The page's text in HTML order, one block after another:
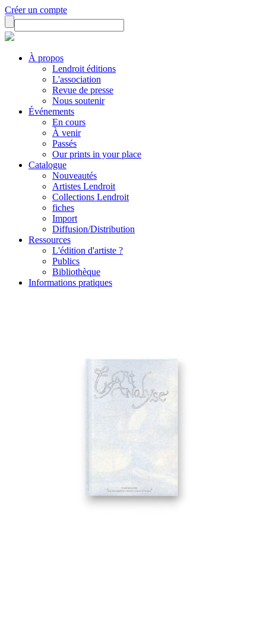
Créer un compte
À propos
Lendroit éditions
L'association
Revue de presse
Nous soutenir
Événements
En cours
À venir
Passés
Our prints in your place
Catalogue
Nouveautés
Artistes Lendroit
Collections Lendroit
fiches
Import
Diffusion/Distribution
Ressources
L'édition d'artiste ?
Publics
Bibliothèque
Informations pratiques